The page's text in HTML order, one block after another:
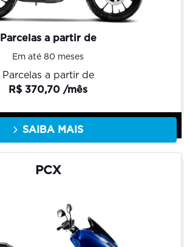
Parcelas a partir de
Em até 80 meses
Parcelas a partir de
R$ 370,70 /mês
SAIBA MAIS
PCX